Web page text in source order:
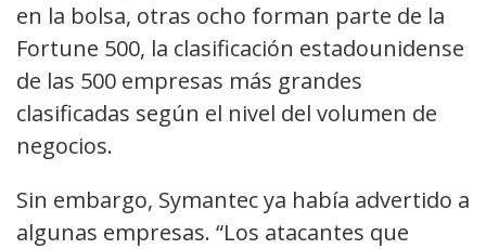
en la bolsa, otras ocho forman parte de la
Fortune 500, la clasificación estadounidense
de las 500 empresas más grandes
clasificadas según el nivel del volumen de
negocios.
Sin embargo, Symantec ya había advertido a
algunas empresas. “Los atacantes que